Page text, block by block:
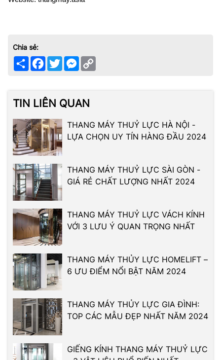
Chia sẻ:
Share Facebook
TwitterMessenger
TIN LIÊN QUAN
THANG MÁY THUỶ LỰC HÀ NỘI -
LỰA CHỌN UY TÍN HÀNG ĐẦU 2024
THANG MÁY THUỶ LỰC SÀI GÒN -
GIÁ RẺ CHẤT LƯỢNG NHẤT 2024
THANG MÁY THUỶ LỰC VÁCH KÍNH
VỚI 3 LƯU Ý QUAN TRỌNG NHẤT
THANG MÁY THỦY LỰC HOMELIFT –
6 ƯU ĐIỂM NỔI BẬT NĂM 2024
THANG MÁY THỦY LỰC GIA ĐÌNH:
TOP CÁC MẪU ĐẸP NHẤT NĂM 2024
GIẾNG KÍNH THANG MÁY THUỶ LỰC